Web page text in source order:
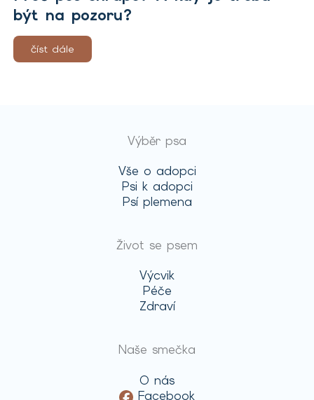
být na pozoru?
číst dále
Výběr psa
Vše o adopci
Psi k adopci
Psí plemena
Život se psem
Výcvik
Péče
Zdraví
Naše smečka
O nás
Facebook